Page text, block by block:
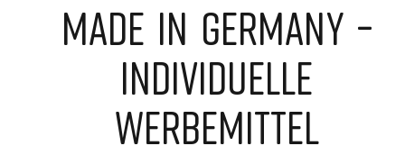
MADE IN GERMANY –
INDIVIDUELLE
WERBEMITTEL